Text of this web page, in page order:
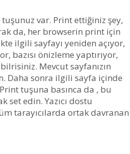
var. Print ettiğiniz şey,
da, her browserin print için
ilgili sayfayı yeniden açıyor,
bazısı önizleme yaptırıyor,
Mevcut sayfanızın
Daha sonra ilgili sayfa içinde
tuşuna basınca da , bu
set edin. Yazıcı dostu
tarayıcılarda ortak davranan